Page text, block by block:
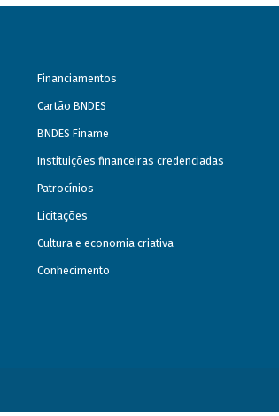
Financiamentos
Cartão BNDES
BNDES Finame
Instituições financeiras credenciadas
Patrocínios
Licitações
Cultura e economia criativa
Conhecimento